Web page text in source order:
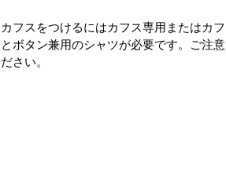
カフスをつけるにはカフス専用またはカ
とボタン兼用のシャツが必要です。ご注意
ださい。